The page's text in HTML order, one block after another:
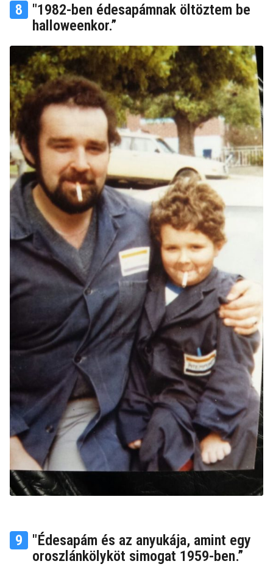
8
"1982-ben édesapámnak öltöztem be
halloweenkor.”
9
"Édesapám és az anyukája, amint egy
oroszlánkölyköt simogat 1959-ben.”